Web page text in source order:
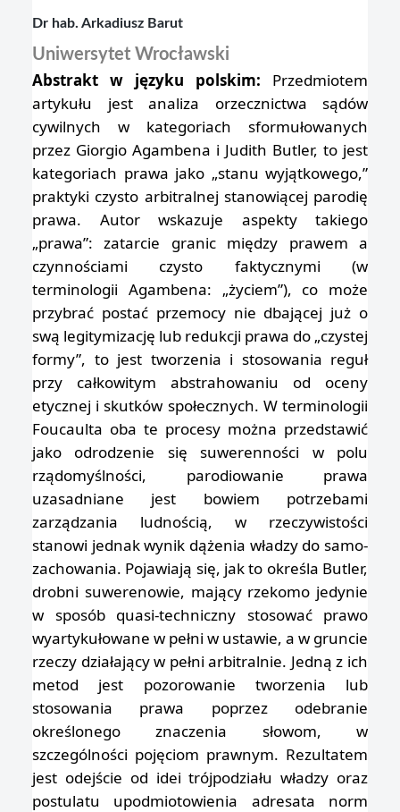
Dr hab. Arkadiusz Barut
Uniwersytet Wrocławski
Abstrakt w języku polskim: Przedmiotem
artykułu jest analiza orzecznictwa sądów
cywilnych w kategoriach sformułowanych
przez Giorgio Agambena i Judith Butler, to jest
kategoriach prawa jako „stanu wyjątkowego,”
praktyki czysto arbitralnej stanowiącej parodię
prawa. Autor wskazuje aspekty takiego
„prawa”: zatarcie granic między prawem a
czynnościami czysto faktycznymi (w
terminologii Agambena: „życiem”), co może
przybrać postać przemocy nie dbającej już o
swą legitymizację lub redukcji prawa do „czystej
formy”, to jest tworzenia i stosowania reguł
przy całkowitym abstrahowaniu od oceny
etycznej i skutków społecznych. W terminologii
Foucaulta oba te procesy można przedstawić
jako odrodzenie się suwerenności w polu
rządomyślności, parodiowanie prawa
uzasadniane jest bowiem potrzebami
zarządzania ludnością, w rzeczywistości
stanowi jednak wynik dążenia władzy do samo-
zachowania. Pojawiają się, jak to określa Butler,
drobni suwerenowie, mający rzekomo jedynie
w sposób quasi-techniczny stosować prawo
wyartykułowane w pełni w ustawie, a w gruncie
rzeczy działający w pełni arbitralnie. Jedną z ich
metod jest pozorowanie tworzenia lub
stosowania prawa poprzez odebranie
określonego znaczenia słowom, w
szczególności pojęciom prawnym. Rezultatem
jest odejście od idei trójpodziału władzy oraz
postulatu upodmiotowienia adresata norm